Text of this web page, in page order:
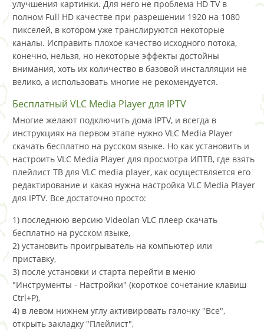
улучшения картинки. Для него не проблема HD TV в
полном Full HD качестве при разрешении 1920 на 1080
пикселей, в котором уже транслируются некоторые
каналы. Исправить плохое качество исходного потока,
конечно, нельзя, но некоторые эффекты достойны
внимания, хоть их количество в базовой инсталляции не
велико, а использовать многие не рекомендуется.
Бесплатный VLC Media Player для IPTV
Многие желают подключить дома IPTV, и всегда в
инструкциях на первом этапе нужно VLC Media Player
скачать бесплатно на русском языке. Но как установить и
настроить VLC Media Player для просмотра ИПТВ, где взять
плейлист ТВ для VLC media player, как осуществляется его
редактирование и какая нужна настройка VLC Media Player
для IPTV. Все достаточно просто:
1) последнюю версию Videolan VLC плеер скачать
бесплатно на русском языке,
2) установить проигрыватель на компьютер или
приставку,
3) после установки и старта перейти в меню
"Инструменты - Настройки" (короткое сочетание клавиш
Ctrl+P),
4) в левом нижнем углу активировать галочку "Все",
открыть закладку "Плейлист",